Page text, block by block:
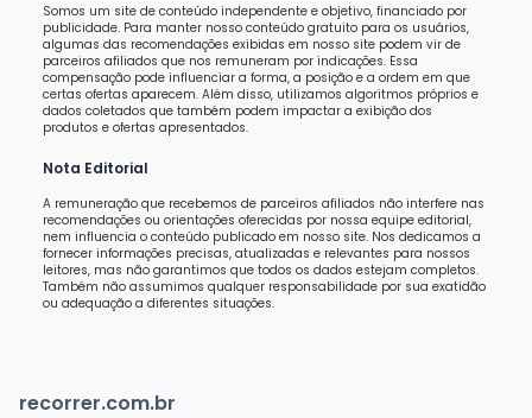
Somos um site de conteúdo independente e objetivo, financiado por
publicidade. Para manter nosso conteúdo gratuito para os usuários,
algumas das recomendações exibidas em nosso site podem vir de
parceiros afiliados que nos remuneram por indicações. Essa
compensação pode influenciar a forma, a posição e a ordem em que
certas ofertas aparecem. Além disso, utilizamos algoritmos próprios e
dados coletados que também podem impactar a exibição dos
produtos e ofertas apresentados.
Nota Editorial
A remuneração que recebemos de parceiros afiliados não interfere nas
recomendações ou orientações oferecidas por nossa equipe editorial,
nem influencia o conteúdo publicado em nosso site. Nos dedicamos a
fornecer informações precisas, atualizadas e relevantes para nossos
leitores, mas não garantimos que todos os dados estejam completos.
Também não assumimos qualquer responsabilidade por sua exatidão
ou adequação a diferentes situações.
recorrer.com.br